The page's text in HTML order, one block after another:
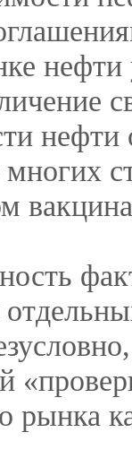
нефти
многих
рынка